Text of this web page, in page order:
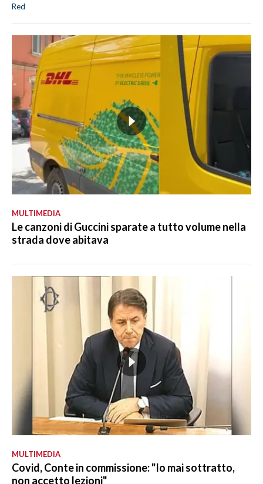
Red
MULTIMEDIA
Le canzoni di Guccini sparate a tutto volume nella
strada dove abitava
MULTIMEDIA
Covid, Conte in commissione: "Io mai sottratto,
non accetto lezioni"